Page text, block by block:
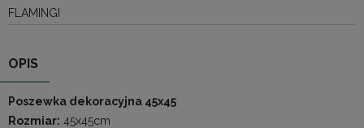
FLAMINGI
OPIS
Poszewka dekoracyjna 45x45
Rozmiar: 45x45cm